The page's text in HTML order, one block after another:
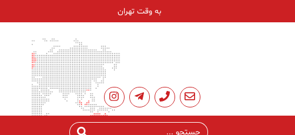
به وقت تهران